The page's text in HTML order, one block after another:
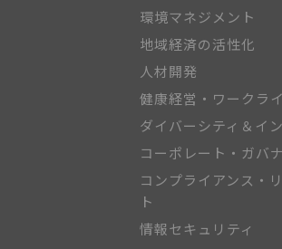
環境マネジメント
地域経済の活性化
人材開発
健康経営・ワークラ
ダイバーシティ＆イ
コーポレート・ガバ
コンプライアンス・
ト
情報セキュリティ